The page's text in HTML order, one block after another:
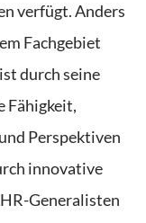
verfügt. Anders
Fachgebiet
durch seine
Fähigkeit,
Perspektiven
innovative
Generalisten